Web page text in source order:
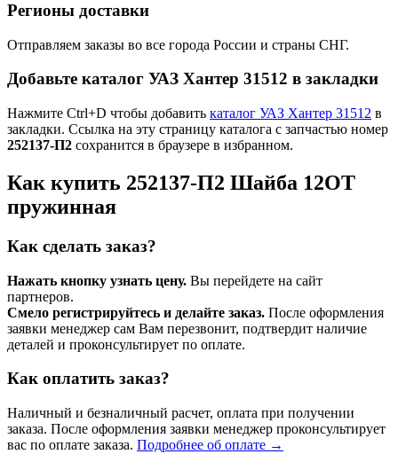
Регионы доставки
Отправляем заказы во все города России и страны СНГ.
Добавьте каталог УАЗ Хантер 31512 в закладки
Нажмите Ctrl+D чтобы добавить каталог УАЗ Хантер 31512 в
закладки. Ссылка на эту страницу каталога с запчастью номер
252137-П2 сохранится в браузере в избранном.
Как купить 252137-П2 Шайба 12ОТ
пружинная
Как сделать заказ?
Нажать кнопку узнать цену. Вы перейдете на сайт
партнеров.
Смело регистрируйтесь и делайте заказ. После оформления
заявки менеджер сам Вам перезвонит, подтвердит наличие
деталей и проконсультирует по оплате.
Как оплатить заказ?
Наличный и безналичный расчет, оплата при получении
заказа. После оформления заявки менеджер проконсультирует
вас по оплате заказа. Подробнее об оплате →